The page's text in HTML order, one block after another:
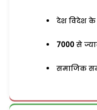
देश विदेश के
7000 से
समाजिक